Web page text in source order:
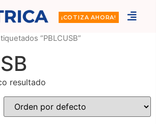
¡COTIZA AHORA!
“PBLCUSB”
resultado